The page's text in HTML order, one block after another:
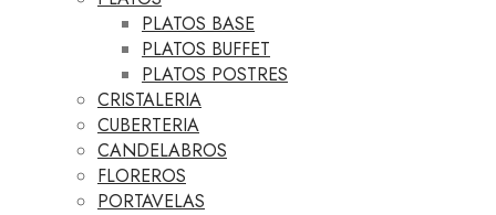
PLATOS BASE
PLATOS BUFFET
PLATOS POSTRES
CRISTALERIA
CUBERTERIA
CANDELABROS
FLOREROS
PORTAVELAS